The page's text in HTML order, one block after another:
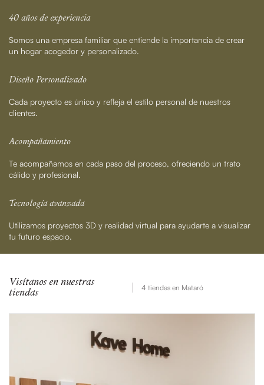
40 años de experiencia
Somos una empresa familiar que entiende la importancia de crear
un hogar acogedor y personalizado.
Diseño Personalizado
Cada proyecto es único y refleja el estilo personal de nuestros
clientes.
Acompañamiento
Te acompañamos en cada paso del proceso, ofreciendo un trato
cálido y profesional.
Tecnología avanzada
Utilizamos proyectos 3D y realidad virtual para ayudarte a visualizar
tu futuro espacio.
Visítanos en nuestras
tiendas
4 tiendas en Mataró